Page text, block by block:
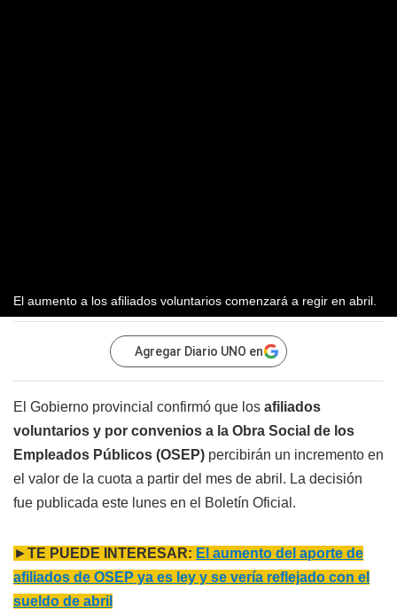
El aumento a los afiliados voluntarios comenzará a regir en abril.
Agregar Diario UNO en
El Gobierno provincial confirmó que los afiliados
voluntarios y por convenios a la Obra Social de los
Empleados Públicos (OSEP) percibirán un incremento en
el valor de la cuota a partir del mes de abril. La decisión
fue publicada este lunes en el Boletín Oficial.
►TE PUEDE INTERESAR: El aumento del aporte de
afiliados de OSEP ya es ley y se vería reflejado con el
sueldo de abril